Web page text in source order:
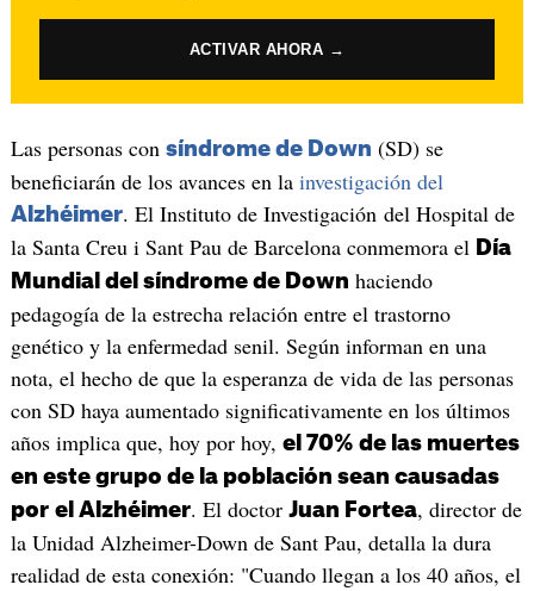
ACTIVAR AHORA →
Las personas con síndrome de Down (SD) se
beneficiarán de los avances en la investigación del
Alzhéimer. El Instituto de Investigación del Hospital de
la Santa Creu i Sant Pau de Barcelona conmemora el Día
Mundial del síndrome de Down haciendo
pedagogía de la estrecha relación entre el trastorno
genético y la enfermedad senil. Según informan en una
nota, el hecho de que la esperanza de vida de las personas
con SD haya aumentado significativamente en los últimos
años implica que, hoy por hoy, el 70% de las muertes
en este grupo de la población sean causadas
por el Alzhéimer. El doctor Juan Fortea, director de
la Unidad Alzheimer-Down de Sant Pau, detalla la dura
realidad de esta conexión: "Cuando llegan a los 40 años, el